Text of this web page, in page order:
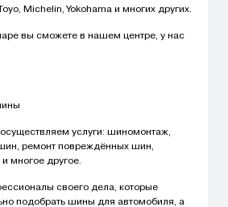
Michelin, Yokohama и многих других.
вы сможете в нашем центре, у нас
услуги: шиномонтаж,
ремонт повреждённых шин,
многое другое.
своего дела, которые
подобрать шины для автомобиля, а